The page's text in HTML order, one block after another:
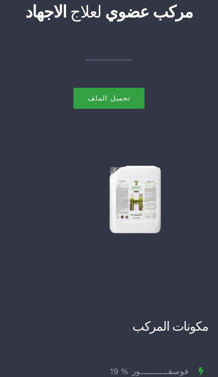
مركب عضوي لعلاج الاجهاد
تحميل الملف
مكونات المركب
فوسفـــــــــــور % 19